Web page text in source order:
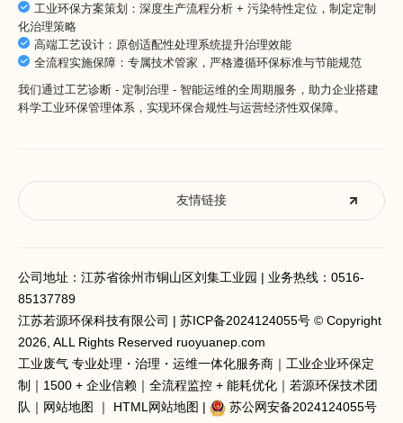
工业环保方案策划：深度生产流程分析 + 污染特性定位，制定定制
化治理策略
高端工艺设计：原创适配性处理系统提升治理效能
全流程实施保障：专属技术管家，严格遵循环保标准与节能规范
我们通过工艺诊断 - 定制治理 - 智能运维的全周期服务，助力企业搭建
科学工业环保管理体系，实现环保合规性与运营经济性双保障。
公司地址：江苏省徐州市铜山区刘集工业园 | 业务热线： 0516-
85137789
江苏若源环保科技有限公司 | 苏ICP备2024124055号 © Copyright
2026, ALL Rights Reserved ruoyuanep.com
工业废气 专业处理 ・治理・运维一体化服务商｜工业企业环保定
制｜1500 + 企业信赖｜全流程监控 + 能耗优化｜若源环保技术团
队｜ 网站地图 ｜ HTML网站地图 | 苏公网安备2024124055号
友情链接